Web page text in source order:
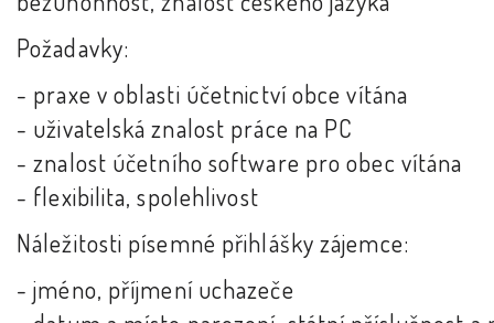
Požadavky:
- praxe v oblasti účetnictví obce vítána
- uživatelská znalost práce na PC
- znalost účetního software pro obec vítána
- flexibilita, spolehlivost
Náležitosti písemné přihlášky zájemce:
- jméno, příjmení uchazeče